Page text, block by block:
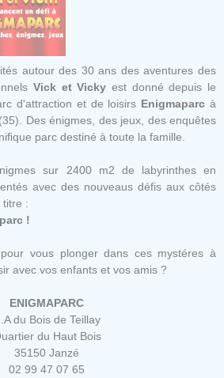
autour des 30 ans des aventures des
Vick et Vicky est donné depuis le
d'attraction et de loisirs Enigmaparc à
Des énigmes, des jeux, des enquêtes
parc destiné à toute la famille.
sur 2400 m2 de labyrinthes en
avec des nouveaus défis aux côtés
titre :
!
vous plonger dans ces mystéres à
avec vos enfants et vos amis ?
ENIGMAPARC
du Bois de Teillay
du Haut Bois
35150 Janzé
02 99 47 07 65